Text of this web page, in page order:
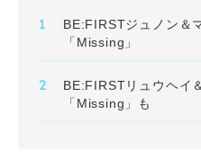
BE:FIRSTジュノン＆
「Missing」
BE:FIRSTリュウヘイ
「Missing」も